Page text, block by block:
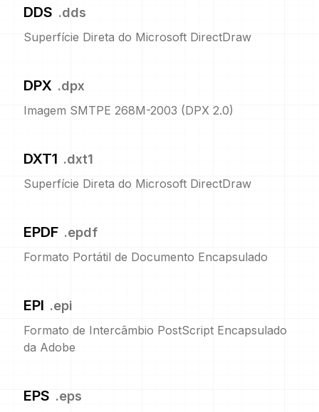
DDS .dds
Superfície Direta do Microsoft DirectDraw
DPX .dpx
Imagem SMTPE 268M-2003 (DPX 2.0)
DXT1 .dxt1
Superfície Direta do Microsoft DirectDraw
EPDF .epdf
Formato Portátil de Documento Encapsulado
EPI .epi
Formato de Intercâmbio PostScript Encapsulado
da Adobe
EPS .eps